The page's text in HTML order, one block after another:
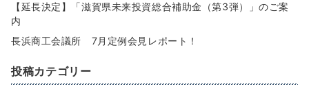
【延長決定】「滋賀県未来投資総合補助金（第3弾）」のご案
内
長浜商工会議所 7月定例会見レポート！
投稿カテゴリー